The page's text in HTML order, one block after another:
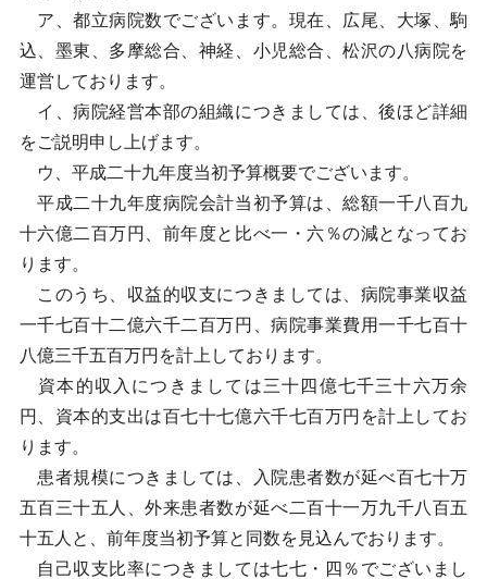
ア、都立病院数でございます。現在、広尾、大塚、駒
込、墨東、多摩総合、神経、小児総合、松沢の八病院を
運営しております。
イ、病院経営本部の組織につきましては、後ほど詳細
をご説明申し上げます。
ウ、平成二十九年度当初予算概要でございます。
平成二十九年度病院会計当初予算は、総額一千八百九
十六億二百万円、前年度と比べ一・六％の減となってお
ります。
このうち、収益的収支につきましては、病院事業収益
一千七百十二億六千二百万円、病院事業費用一千七百十
八億三千五百万円を計上しております。
資本的収入につきましては三十四億七千三十六万余
円、資本的支出は百七十七億六千七百万円を計上してお
ります。
患者規模につきましては、入院患者数が延べ百七十万
五百三十五人、外来患者数が延べ二百十一万九千八百五
十五人と、前年度当初予算と同数を見込んでおります。
自己収支比率につきましては七七・四％でございまし